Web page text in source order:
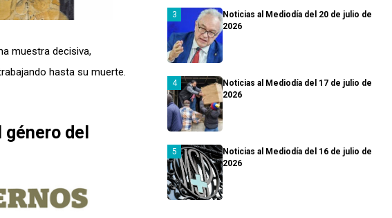
muestra decisiva,
hasta su muerte.
del
Noticias al Mediodía del 20 de julio de
2026
Noticias al Mediodía del 17 de julio de
2026
Noticias al Mediodía del 16 de julio de
2026